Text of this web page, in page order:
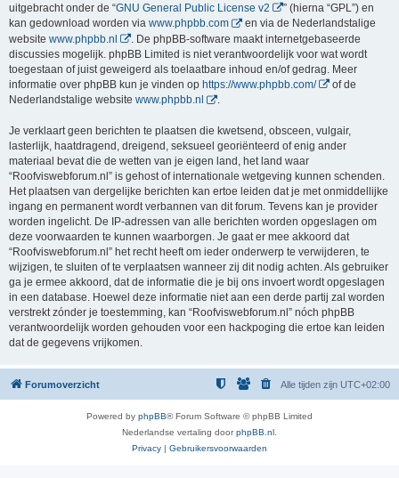
uitgebracht onder de “GNU General Public License v2
” (hierna “GPL”) en
kan gedownload worden via www.phpbb.com
en via de Nederlandstalige
website www.phpbb.nl
. De phpBB-software maakt internetgebaseerde
discussies mogelijk. phpBB Limited is niet verantwoordelijk voor wat wordt
toegestaan of juist geweigerd als toelaatbare inhoud en/of gedrag. Meer
informatie over phpBB kun je vinden op https://www.phpbb.com/
of de
Nederlandstalige website www.phpbb.nl .
Je verklaart geen berichten te plaatsen die kwetsend, obsceen, vulgair,
lasterlijk, haatdragend, dreigend, seksueel georiënteerd of enig ander
materiaal bevat die de wetten van je eigen land, het land waar
“Roofviswebforum.nl” is gehost of internationale wetgeving kunnen schenden.
Het plaatsen van dergelijke berichten kan ertoe leiden dat je met onmiddellijke
ingang en permanent wordt verbannen van dit forum. Tevens kan je provider
worden ingelicht. De IP-adressen van alle berichten worden opgeslagen om
deze voorwaarden te kunnen waarborgen. Je gaat er mee akkoord dat
“Roofviswebforum.nl” het recht heeft om ieder onderwerp te verwijderen, te
wijzigen, te sluiten of te verplaatsen wanneer zij dit nodig achten. Als gebruiker
ga je ermee akkoord, dat de informatie die je bij ons invoert wordt opgeslagen
in een database. Hoewel deze informatie niet aan een derde partij zal worden
verstrekt zónder je toestemming, kan “Roofviswebforum.nl” nóch phpBB
verantwoordelijk worden gehouden voor een hackpoging die ertoe kan leiden
dat de gegevens vrijkomen.
Forumoverzicht Alle tijden zijn UTC+02:00
Powered by phpBB® Forum Software © phpBB Limited
Nederlandse vertaling doorphpBB.nl
Privacy | Gebruikersvoorwaarden